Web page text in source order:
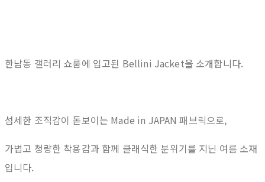
한남동 갤러리 쇼룸에 입고된 Bellini Jacket을 소개합니다.
섬세한 조직감이 돋보이는 Made in JAPAN 패브릭으로,
가볍고 청량한 착용감과 함께 클래식한 분위기를 지닌 여름 소재
입니다.